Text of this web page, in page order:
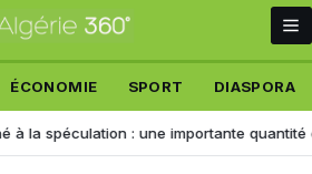
ÉCONOMIE SPORT DIASPORA
spéculation : une importante quantité de